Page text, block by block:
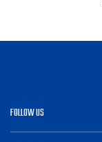
FOLLOW US